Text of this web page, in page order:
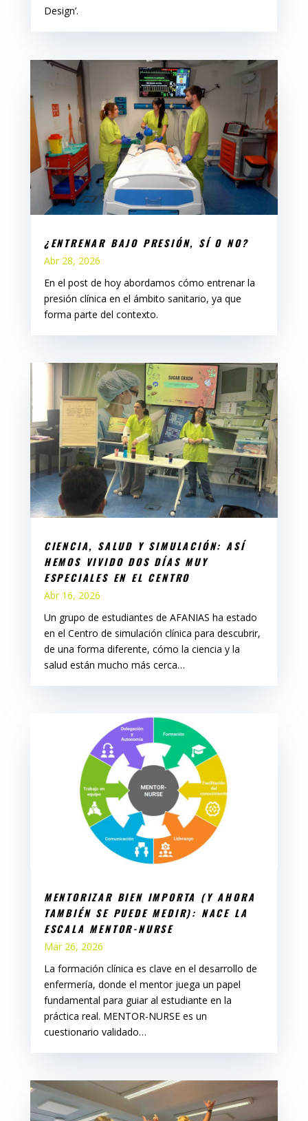
Design’.
¿ENTRENAR BAJO PRESIÓN, SÍ O NO?
Abr 28, 2026
En el post de hoy abordamos cómo entrenar la
presión clínica en el ámbito sanitario, ya que
forma parte del contexto.
CIENCIA, SALUD Y SIMULACIÓN: ASÍ
HEMOS VIVIDO DOS DÍAS MUY
ESPECIALES EN EL CENTRO
Abr 16, 2026
Un grupo de estudiantes de AFANIAS ha estado
en el Centro de simulación clínica para descubrir,
de una forma diferente, cómo la ciencia y la
salud están mucho más cerca…
MENTORIZAR BIEN IMPORTA (Y AHORA
TAMBIÉN SE PUEDE MEDIR): NACE LA
ESCALA MENTOR-NURSE
Mar 26, 2026
La formación clínica es clave en el desarrollo de
enfermería, donde el mentor juega un papel
fundamental para guiar al estudiante en la
práctica real. MENTOR-NURSE es un
cuestionario validado…